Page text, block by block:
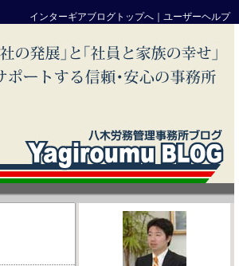
インターギアブログトップへ ユーザーヘルプ